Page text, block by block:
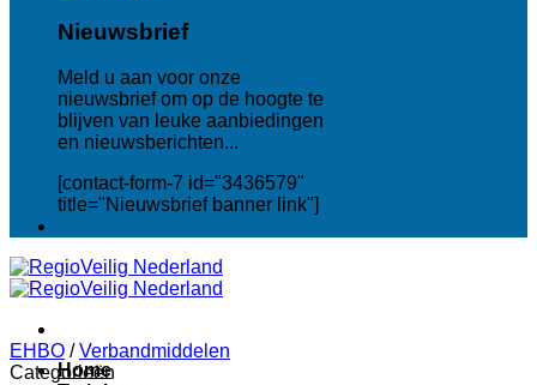
Nieuwsbrief
Meld u aan voor onze
nieuwsbrief om op de hoogte te
blijven van leuke aanbiedingen
en nieuwsberichten...
[contact-form-7 id="3436579"
title="Nieuwsbrief banner link"]
Home
EHBO / Verbandmiddelen
Categorieën